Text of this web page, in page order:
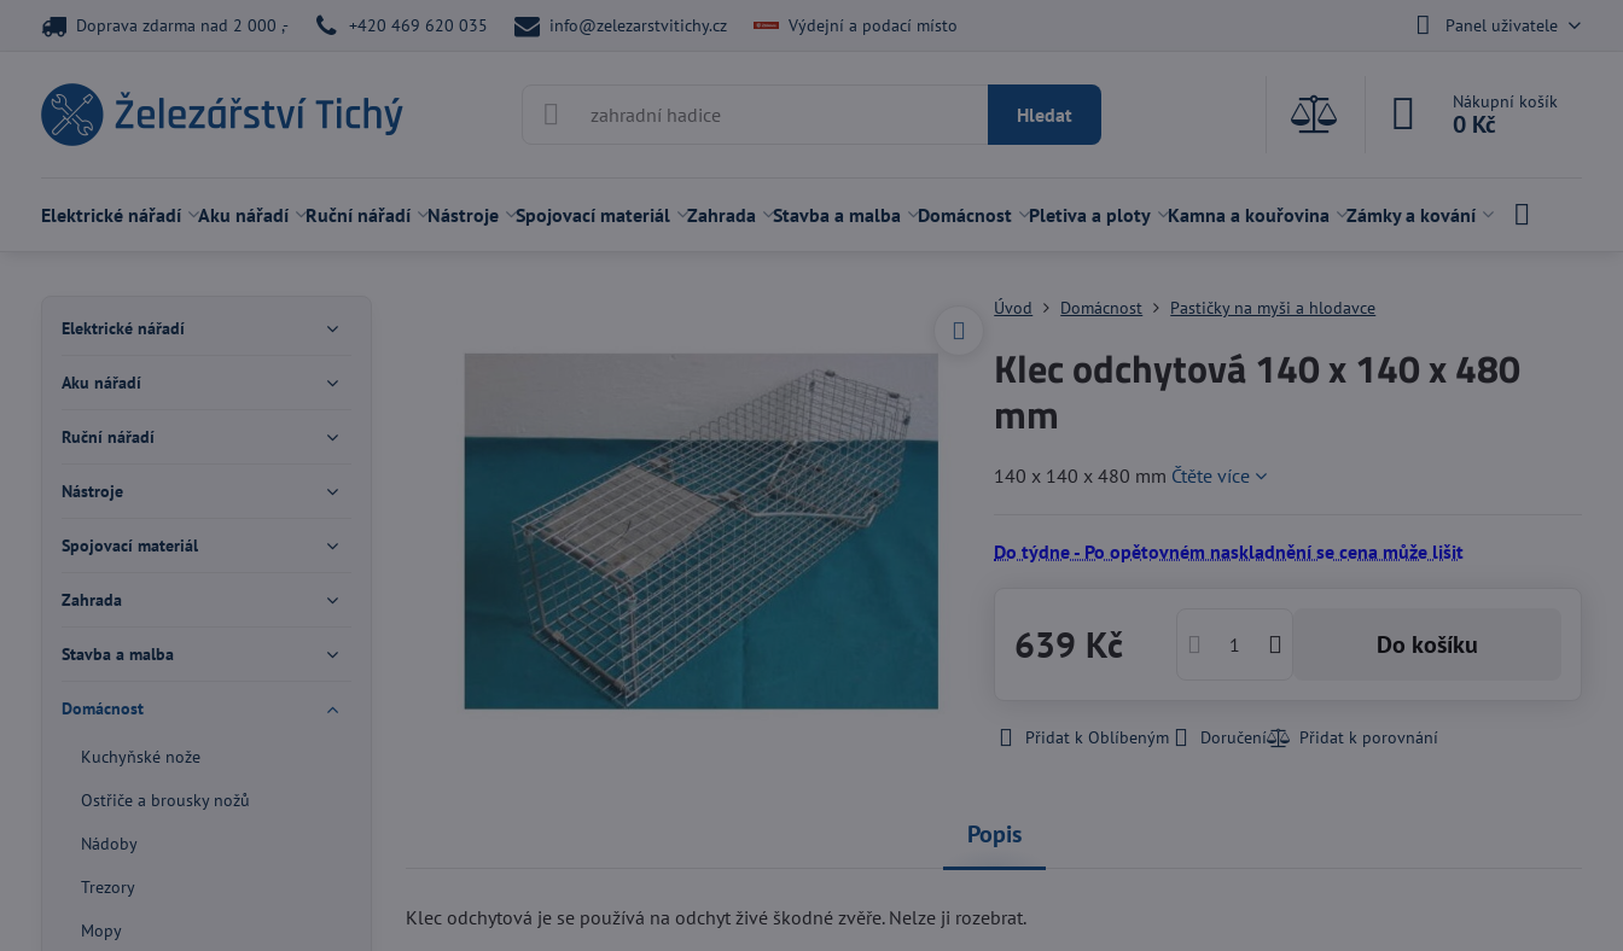
Doprava zdarma nad 2 000 ,- +420 469 620 035 info@zelezarstvitichy.cz Výdejní a podací místo Panel uživatele
Hledat
Nákupní košík
0 Kč
Elektrické nářadí Aku nářadí Ruční nářadí Nástroje Spojovací materiál Zahrada Stavba a malba Domácnost Pletiva a ploty Kamna a kouřovina Zámky a kování
Úvod Domácnost Pastičky na myši a hlodavce
Klec odchytová 140 x 140 x 480
mm
140 x 140 x 480 mm Čtěte více
Do týdne - Po opětovném naskladnění se cena může lišit
639 Kč Do košíku
Přidat k Oblíbeným Doručení
Popis
Klec odchytová je se používá na odchyt živé škodné zvěře. Nelze ji rozebrat.
Elektrické nářadí
Aku nářadí
Ruční nářadí
Nástroje
Spojovací materiál
Zahrada
Stavba a malba
Domácnost
Kuchyňské nože
Ostřiče a brousky nožů
Nádoby
Trezory
Mopy